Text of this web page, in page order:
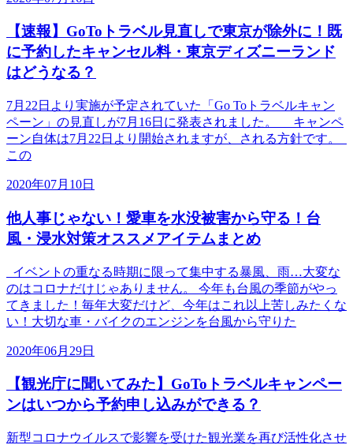
【速報】GoToトラベル見直しで東京が除外に！既
に予約したキャンセル料・東京ディズニーランド
はどうなる？
7月22日より実施が予定されていた「Go Toトラベルキャン
ペーン」の見直しが7月16日に発表されました。 キャンペ
ーン自体は7月22日より開始されますが、される方針です。
この
2020年07月10日
他人事じゃない！愛車を水没被害から守る！台
風・浸水対策オススメアイテムまとめ
イベントの重なる時期に限って集中する暴風、雨…大変な
のはコロナだけじゃありません。 今年も台風の季節がやっ
てきました！毎年大変だけど、今年はこれ以上苦しみたくな
い！大切な車・バイクのエンジンを台風から守りた
2020年06月29日
【観光庁に聞いてみた】GoToトラベルキャンペー
ンはいつから予約申し込みができる？
新型コロナウイルスで影響を受けた観光業を再び活性化させ